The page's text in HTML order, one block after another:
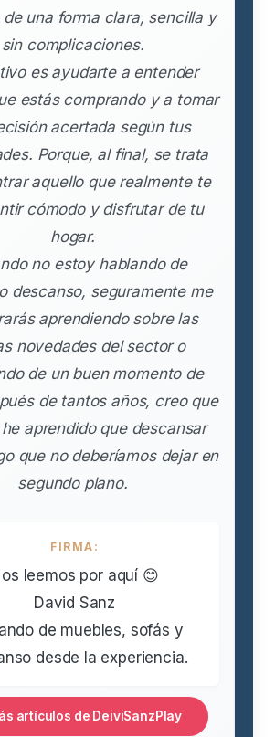
una forma clara, sencilla y
sin complicaciones.
es ayudarte a entender
estás comprando y a tomar
acertada según tus
Porque, al final, se trata
aquello que realmente te
cómodo y disfrutar de tu
hogar.
no estoy hablando de
descanso, seguramente me
aprendiendo sobre las
novedades del sector o
de un buen momento de
de tantos años, creo que
aprendido que descansar
que no deberíamos dejar en
segundo plano.
FIRMA:
leemos por aquí 😊
David Sanz
de muebles, sofás y
desde la experiencia.
artículos de DeiviSanzPlay